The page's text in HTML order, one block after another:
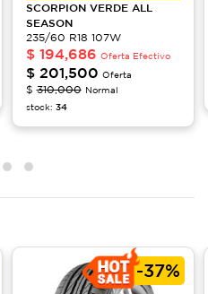
SCORPION VERDE ALL
SEASON
235/60 R18 107W
$ 194,686 Oferta Efectivo
$ 201,500 Oferta
$310,000 Normal
stock: 34
-37%